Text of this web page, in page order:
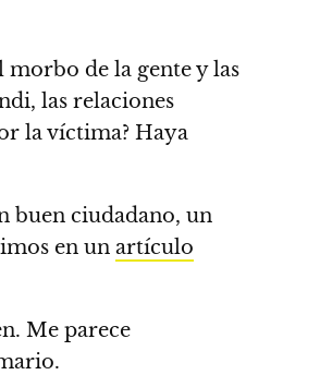
morbo de la gente y las
las relaciones
la víctima? Haya
buen ciudadano, un
en un artículo
Me parece